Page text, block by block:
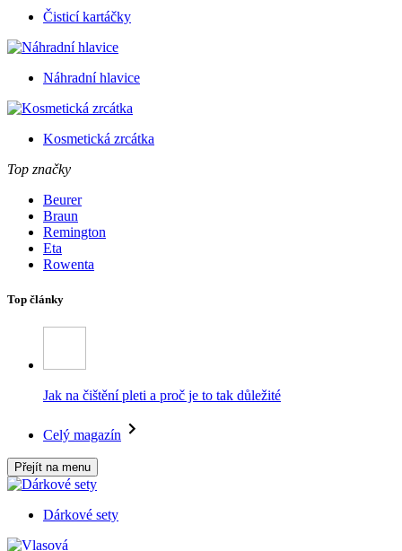
Čisticí kartáčky
Náhradní hlavice
Kosmetická zrcátka
Top značky
Beurer
Braun
Remington
Eta
Rowenta
Top články
Jak na čištění pleti a proč je to tak důležité
Celý magazín
Přejít na menu
Dárkové sety